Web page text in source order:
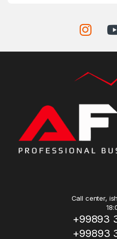
Call center,
+99893
+99893